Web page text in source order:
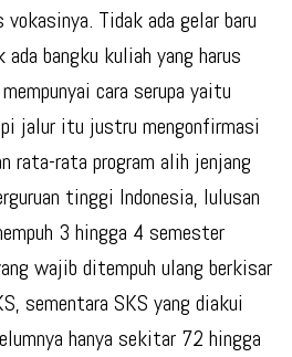
Tidak ada gelar baru
bangku kuliah yang harus
cara serupa yaitu
jalur itu justru mengonfirmasi
rata-rata program alih jenjang
tinggi Indonesia, lulusan
3 hingga 4 semester
wajib ditempuh ulang berkisar
sementara SKS yang diakui
hanya sekitar 72 hingga